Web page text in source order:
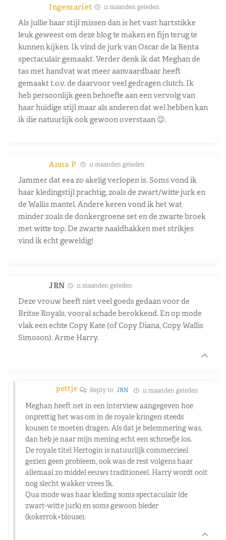
Ingemariet 11 maanden geleden
Als jullie haar stijl missen dan is het vast hartstikke
leuk geweest om deze blog te maken en fijn terug te
kunnen kijken. Ik vind de jurk van Oscar de la Renta
spectaculair gemaakt. Verder denk ik dat Meghan de
tas met handvat wat meer aanvaardbaar heeft
gemaakt t.o.v. de daarvoor veel gedragen clutch. Ik
heb persoonlijk geen behoefte aan een vervolg van
haar huidige stijl maar als anderen dat wel hebben kan
ik die natuurlijk ook gewoon overstaan 😉.
Anna P. 11 maanden geleden
Jammer dat eea zo akelig verlopen is. Soms vond ik
haar kledingstijl prachtig, zoals de zwart/witte jurk en
de Wallis mantel. Andere keren vond ik het wat
minder zoals de donkergroene set en de zwarte broek
met witte top. De zwarte naaldhakken met strikjes
vind ik echt geweldig!
JRN 11 maanden geleden
Deze vrouw heeft niet veel goeds gedaan voor de
Britse Royals, vooral schade berokkend. En op mode
vlak een echte Copy Kate (of Copy Diana, Copy Wallis
Simoson). Arme Harry.
pettje Reply toJRN 11 maanden geleden
Meghan heeft net in een interview aangegeven hoe
onprettig het was om in de royale kringen steeds
kousen te moeten dragen. Als dat je belemmering was,
dan heb je naar mijn mening echt een schroefje los.
De royale titel Hertogin is natuurlijk commercieel
gezien geen probleem, ook was de rest volgens haar
allemaal zo middel eeuws traditioneel. Harry wordt ooit
nog slecht wakker vrees Ik.
Qua mode was haar kleding soms spectaculair (de
zwart-witte jurk) en soms gewoon bieder
(kokerrok+blouse).